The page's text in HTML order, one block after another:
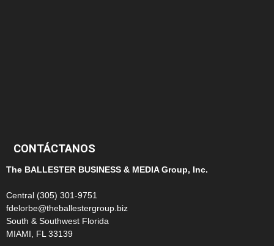
CONTÁCTANOS
The BALLESTER BUSINESS & MEDIA Group, Inc.
Central (305) 301-9751
fdelorbe@theballestergroup.biz
South & Southwest Florida
MIAMI, FL 33139